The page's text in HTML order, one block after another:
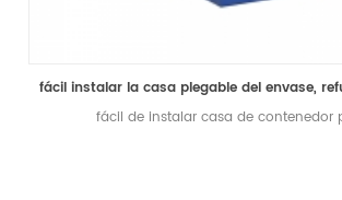
fácil de instalar casa de contenedor